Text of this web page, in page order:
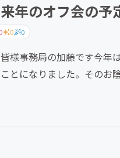
年のオフ会の予
0 0 0
様事務局の加藤です今年
とになりました。そのお
り上が...